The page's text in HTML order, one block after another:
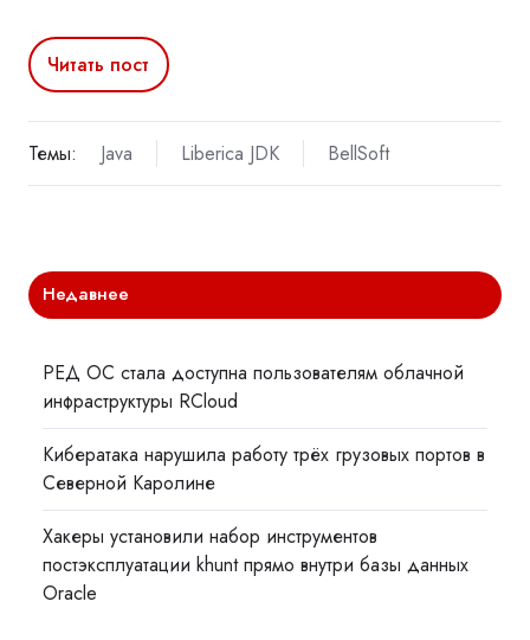
Читать пост
Темы: Java Liberica JDK BellSoft
Недавнее
РЕД ОС стала доступна пользователям облачной
инфраструктуры RCloud
Кибератака нарушила работу трёх грузовых портов в
Северной Каролине
Хакеры установили набор инструментов
постэксплуатации khunt прямо внутри базы данных
Oracle